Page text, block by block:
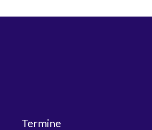
Termine